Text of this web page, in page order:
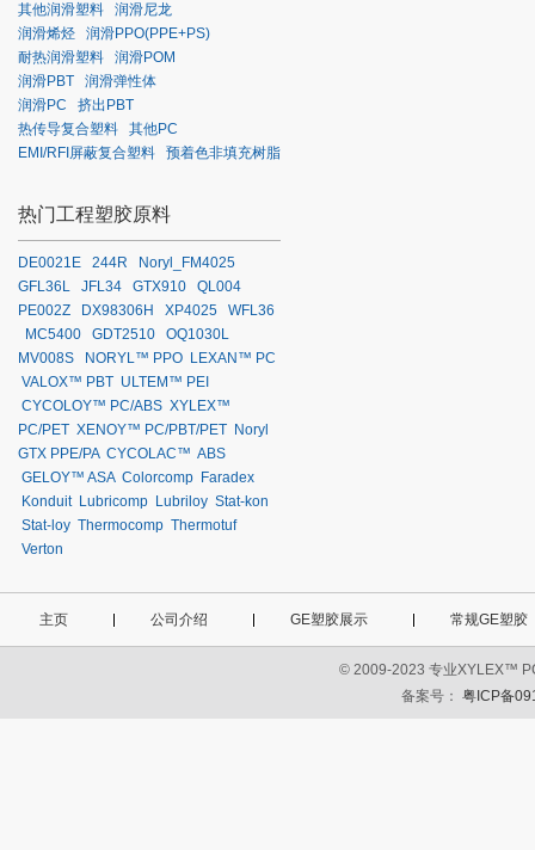
其他润滑塑料
润滑尼龙
润滑烯烃
润滑PPO(PPE+PS)
耐热润滑塑料
润滑POM
润滑PBT
润滑弹性体
润滑PC
挤出PBT
热传导复合塑料
其他PC
EMI/RFI屏蔽复合塑料
预着色非填充树脂
热门工程塑胶原料
DE0021E 244R
Noryl_FM4025
GFL36L
JFL34 GTX910
QL004
PE002Z
DX98306H XP4025
WFL36
MC5400
GDT2510
OQ1030L
MV008S
NORYL™ PPO LEXAN™ PC
VALOX™ PBT ULTEM™ PEI
CYCOLOY™ PC/ABS XYLEX™
PC/PET XENOY™ PC/PBT/PET Noryl
GTX PPE/PA CYCOLAC™ ABS
GELOY™ ASA Colorcomp Faradex
Konduit Lubricomp Lubriloy Stat-kon
Stat-loy Thermocomp Thermotuf
Verton
主页 公司介绍 GE塑胶展示 常规GE塑胶
© 2009-2023 专业XYLEX™
备案号：粤ICP备